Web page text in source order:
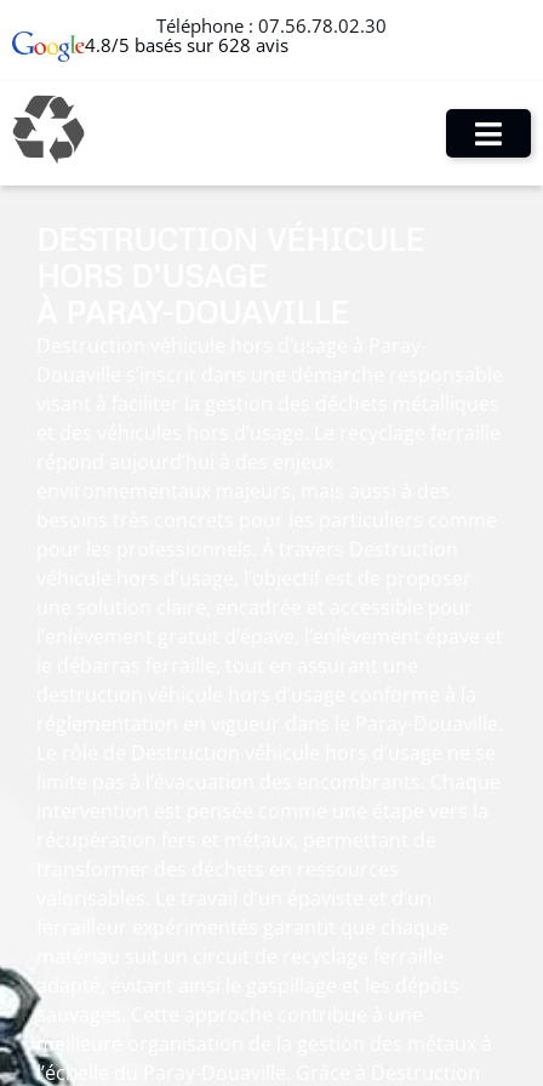
Téléphone : 07.56.78.02.30
4.8/5 basés sur 628 avis
adapté, évitant ainsi le gaspillage et les dépôts
sauvages. Cette approche contribue à une
meilleure organisation de la gestion des métaux à
l’échelle du Paray-Douaville. Grâce à Destruction